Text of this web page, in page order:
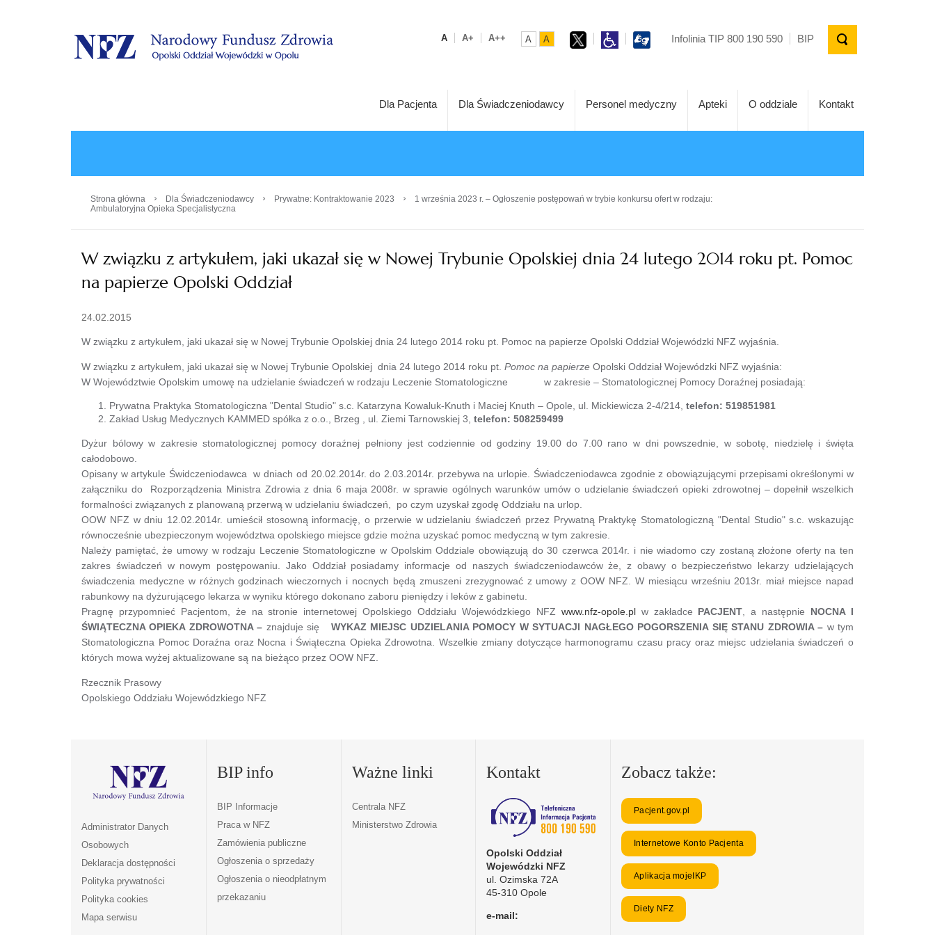
. A A+ A++ A A Infolinia TIP 800 190 590 BIP
Dla Pacjenta Dla Świadczeniodawcy Personel medyczny Apteki O oddziale Kontakt
Strona główna › Dla Świadczeniodawcy › Prywatne: Kontraktowanie 2023 ›
1 września 2023 r. – Ogłoszenie postępowań w trybie konkursu ofert w rodzaju:
Ambulatoryjna Opieka Specjalistyczna
W związku z artykułem, jaki ukazał się w Nowej Trybunie Opolskiej dnia 24 lutego 2014 roku pt. Pomoc
na papierze Opolski Oddział
24.02.2015
W związku z artykułem, jaki ukazał się w Nowej Trybunie Opolskiej dnia 24 lutego 2014 roku pt. Pomoc na papierze Opolski Oddział Wojewódzki NFZ wyjaśnia.
W związku z artykułem, jaki ukazał się w Nowej Trybunie Opolskiej dnia 24 lutego 2014 roku pt. Pomoc na papierze Opolski Oddział Wojewódzki NFZ wyjaśnia:
W Województwie Opolskim umowę na udzielanie świadczeń w rodzaju Leczenie Stomatologiczne w zakresie – Stomatologicznej Pomocy Doraźnej posiadają:
Prywatna Praktyka Stomatologiczna "Dental Studio" s.c. Katarzyna Kowaluk-Knuth i Maciej Knuth – Opole, ul. Mickiewicza 2-4/214, telefon: 519851981
Zakład Usług Medycznych KAMMED spółka z o.o., Brzeg , ul. Ziemi Tarnowskiej 3, telefon: 508259499
Dyżur bólowy w zakresie stomatologicznej pomocy doraźnej pełniony jest codziennie od godziny 19.00 do 7.00 rano w dni powszednie, w sobotę, niedzielę i święta
całodobowo.
Opisany w artykule Świdczeniodawca w dniach od 20.02.2014r. do 2.03.2014r. przebywa na urlopie. Świadczeniodawca zgodnie z obowiązującymi przepisami określonymi w
załączniku do Rozporządzenia Ministra Zdrowia z dnia 6 maja 2008r. w sprawie ogólnych warunków umów o udzielanie świadczeń opieki zdrowotnej – dopełnił wszelkich
formalności związanych z planowaną przerwą w udzielaniu świadczeń, po czym uzyskał zgodę Oddziału na urlop.
OOW NFZ w dniu 12.02.2014r. umieścił stosowną informację, o przerwie w udzielaniu świadczeń przez Prywatną Praktykę Stomatologiczną "Dental Studio" s.c. wskazując
równocześnie ubezpieczonym województwa opolskiego miejsce gdzie można uzyskać pomoc medyczną w tym zakresie.
Należy pamiętać, że umowy w rodzaju Leczenie Stomatologiczne w Opolskim Oddziale obowiązują do 30 czerwca 2014r. i nie wiadomo czy zostaną złożone oferty na ten
zakres świadczeń w nowym postępowaniu. Jako Oddział posiadamy informacje od naszych świadczeniodawców że, z obawy o bezpieczeństwo lekarzy udzielających
świadczenia medyczne w różnych godzinach wieczornych i nocnych będą zmuszeni zrezygnować z umowy z OOW NFZ. W miesiącu wrześniu 2013r. miał miejsce napad
rabunkowy na dyżurującego lekarza w wyniku którego dokonano zaboru pieniędzy i leków z gabinetu.
Pragnę przypomnieć Pacjentom, że na stronie internetowej Opolskiego Oddziału Wojewódzkiego NFZ www.nfz-opole.plw zakładce PACJENT , a następnie NOCNA I
ŚWIĄTECZNA OPIEKA ZDROWOTNA – znajduje się WYKAZ MIEJSC UDZIELANIA POMOCY W SYTUACJI NAGŁEGO POGORSZENIA SIĘ STANU ZDROWIA – w tym
Stomatologiczna Pomoc Doraźna oraz Nocna i Świąteczna Opieka Zdrowotna. Wszelkie zmiany dotyczące harmonogramu czasu pracy oraz miejsc udzielania świadczeń o
których mowa wyżej aktualizowane są na bieżąco przez OOW NFZ.
Rzecznik Prasowy
Opolskiego Oddziału Wojewódzkiego NFZ
Administrator Danych
Osobowych
Deklaracja dostępności
Polityka prywatności
Polityka cookies
Mapa serwisu
BIP info
BIP Informacje
Praca w NFZ
Zamówienia publiczne
Ogłoszenia o sprzedaży
Ogłoszenia o nieodpłatnym
przekazaniu
Ważne linki
Centrala NFZ
Ministerstwo Zdrowia
Kontakt
Opolski Oddział
Wojewódzki NFZ
ul. Ozimska 72A
45-310 Opole
e-mail:
Zobacz także:
Pacjent.gov.pl
Internetowe Konto Pacjenta
Aplikacja mojeIKP
Diety NFZ